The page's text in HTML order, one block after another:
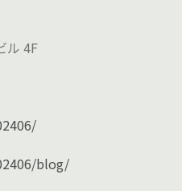
ル 4F
blog/